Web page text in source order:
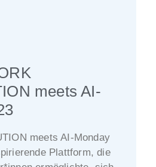
meets AI-
meets AI-Monday
Plattform, die